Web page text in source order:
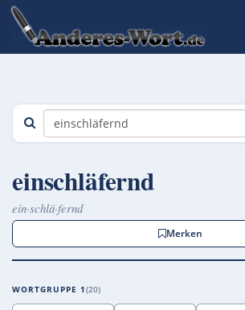
einschläfernd
ein·schlä·fernd
Merken
WORTGRUPPE 1 20